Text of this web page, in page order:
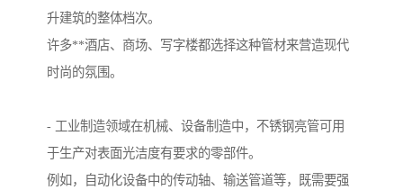
升建筑的整体档次。
许多**酒店、商场、写字楼都选择这种管材来营造现代
时尚的氛围。
- 工业制造领域在机械、设备制造中，不锈钢亮管可用
于生产对表面光洁度有要求的零部件。
例如，自动化设备中的传动轴、输送管道等，既需要强